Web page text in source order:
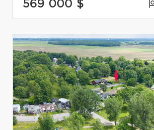
569 000 $